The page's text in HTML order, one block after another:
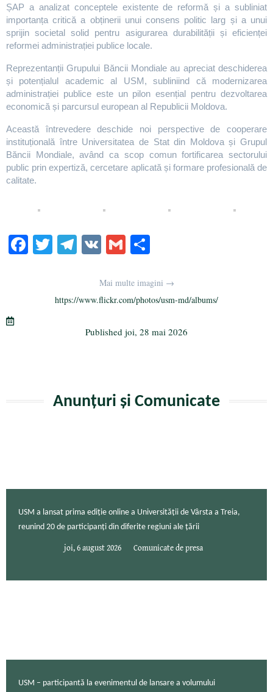
ȘAP a analizat conceptele existente de reformă și a subliniat
importanța critică a obținerii unui consens politic larg și a unui
sprijin societal solid pentru asigurarea durabilității și eficienței
reformei administrației publice locale.
Reprezentanții Grupului Băncii Mondiale au apreciat deschiderea
și potențialul academic al USM, subliniind că modernizarea
administrației publice este un pilon esențial pentru dezvoltarea
economică și parcursul european al Republicii Moldova.
Această întrevedere deschide noi perspective de cooperare
instituțională între Universitatea de Stat din Moldova și Grupul
Băncii Mondiale, având ca scop comun fortificarea sectorului
public prin expertiză, cercetare aplicată și formare profesională de
calitate.
Fa T
r
Te
a
m
V G
ailaj
ea
ză
Mai multe imagini →
https://www.flickr.com/photos/usm-md/albums/
Published joi, 28 mai 2026
Anunțuri și Comunicate
USM a lansat prima ediție online a Universității de Vârsta a Treia,
reunind 20 de participanți din diferite regiuni ale țării
joi, 6 august 2026 Comunicate de presa
USM – participantă la evenimentul de lansare a volumului